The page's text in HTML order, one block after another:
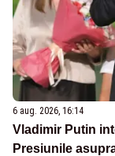
6 aug. 2026, 16:14
Vladimir Putin
Presiunile